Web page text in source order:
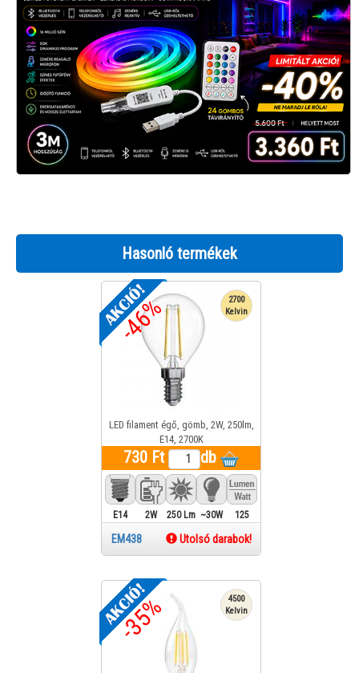
Hasonló termékek
-46%
2700
Kelvin
LED filament égő, gömb, 2W, 250lm,
E14, 2700K
730 Ft db
E14 2W 250 Lm ~30W 125
EM438 Utolsó darabok!
-35%
4500
Kelvin